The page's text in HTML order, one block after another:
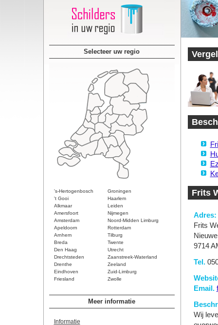
Selecteer uw regio
's-Hertogenbosch
Groningen
't Gooi
Haarlem
Alkmaar
Leiden
Amersfoort
Nijmegen
Amsterdam
Noord-Midden Limburg
Apeldoorn
Rotterdam
Arnhem
Tilburg
Breda
Twente
Den Haag
Utrecht
Drechtsteden
Zaanstreek-Waterland
Drenthe
Zeeland
Eindhoven
Zuid-Limburg
Friesland
Zwolle
Meer informatie
Informatie
Frits
Adres:
Frits
9714
Tel.
Email.
Wij